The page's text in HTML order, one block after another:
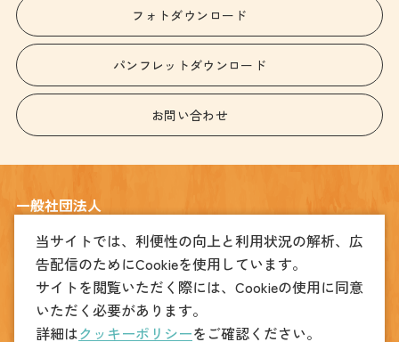
フォトダウンロード
パンフレットダウンロード
お問い合わせ
一般社団法人
〒320-0026
宇都宮市馬場通り4丁目1番1号 うつのみや表参道スクエア2階
(観光振興課)028-678-8039 (MICE振興課)028-612-3905
028-678-8049
当サイトでは、利便性の向上と利用状況の解析、広
告配信のためにCookieを使用しています。
サイトを閲覧いただく際には、Cookieの使用に同意
いただく必要があります。
詳細はクッキーポリシーをご確認ください。